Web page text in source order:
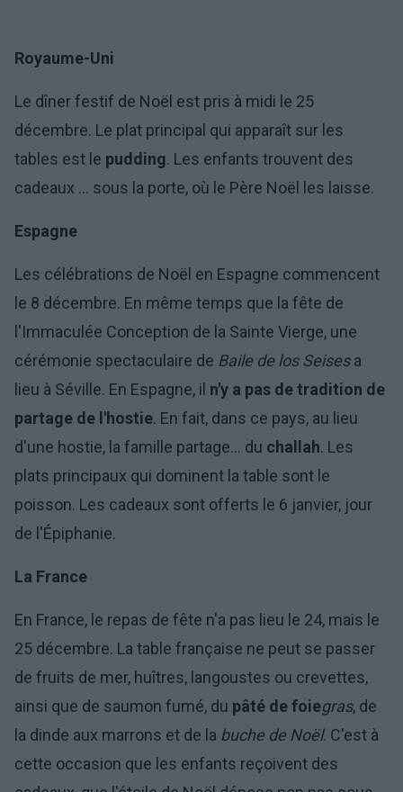
Royaume-Uni
Le dîner festif de Noël est pris à midi le 25
décembre. Le plat principal qui apparaît sur les
tables est le pudding. Les enfants trouvent des
cadeaux ... sous la porte, où le Père Noël les laisse.
Espagne
Les célébrations de Noël en Espagne commencent
le 8 décembre. En même temps que la fête de
l'Immaculée Conception de la Sainte Vierge, une
cérémonie spectaculaire de Baile de los Seisesa
lieu à Séville. En Espagne, il n'y a pas de tradition de
partage de l'hostie. En fait, dans ce pays, au lieu
d'une hostie, la famille partage... du challah. Les
plats principaux qui dominent la table sont le
poisson. Les cadeaux sont offerts le 6 janvier, jour
de l'Épiphanie.
La France
En France, le repas de fête n'a pas lieu le 24, mais le
25 décembre. La table française ne peut se passer
de fruits de mer, huîtres, langoustes ou crevettes,
ainsi que de saumon fumé, du pâté de foiegras, de
la dinde aux marrons et de la buche de Noël. C'est à
cette occasion que les enfants reçoivent des